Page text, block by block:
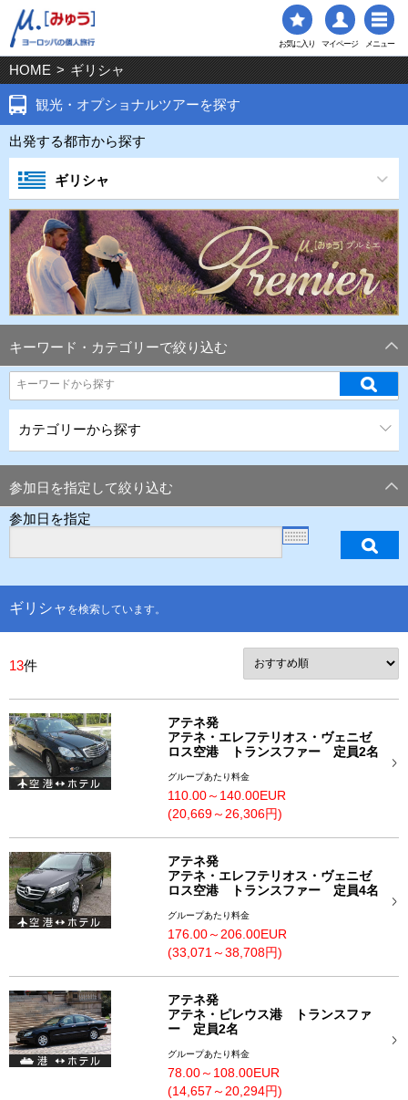
お気に入り マイページ メニュー
HOME > ギリシャ
観光・オプショナルツアーを探す
出発する都市から探す
ギリシャ
キーワード・カテゴリーで絞り込む
カテゴリーから探す
参加日を指定して絞り込む
参加日を指定
ギリシャ を検索しています。
13件
アテネ発
アテネ・エレフテリオス・ヴェニゼ
ロス空港 トランスファー 定員2名
グループあたり料金
110.00～140.00EUR
(20,669～26,306円)
アテネ発
アテネ・エレフテリオス・ヴェニゼ
ロス空港 トランスファー 定員4名
グループあたり料金
176.00～206.00EUR
(33,071～38,708円)
アテネ発
アテネ・ピレウス港 トランスファ
ー 定員2名
グループあたり料金
78.00～108.00EUR
(14,657～20,294円)